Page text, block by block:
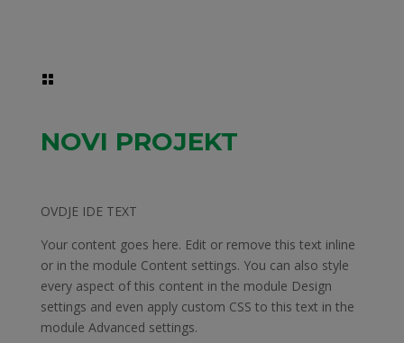

NOVI PROJEKT
OVDJE IDE TEXT
Your content goes here. Edit or remove this text inline
or in the module Content settings. You can also style
every aspect of this content in the module Design
settings and even apply custom CSS to this text in the
module Advanced settings.